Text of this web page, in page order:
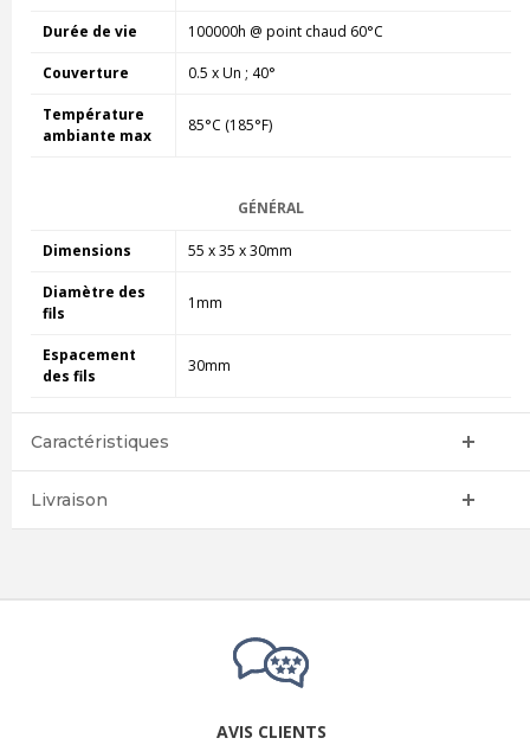
Durée de vie 100000h @ point chaud 60°C
Couverture 0.5 x Un ; 40°
Température
ambiante max
85°C (185°F)
GÉNÉRAL
Dimensions 55 x 35 x 30mm
Diamètre des
fils
1mm
Espacement
des fils
30mm
Caractéristiques
Livraison
AVIS CLIENTS